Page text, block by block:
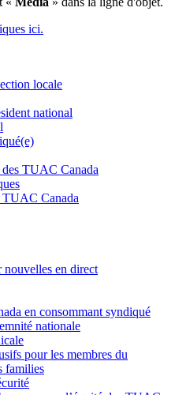
ici.
locale
national
TUAC Canada
TUAC Canada
en direct
en consommant syndiqué
nationale
pour les membres du
families